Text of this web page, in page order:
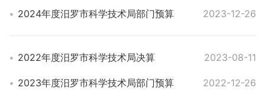
2024年度汨罗市科学技术局部门预算 2023-12-26
2022年度汨罗市科学技术局决算 2023-08-11
2023年度汨罗市科学技术局部门预算 2022-12-26